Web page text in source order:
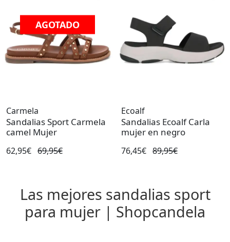
AGOTADO
Carmela
Sandalias Sport Carmela
camel Mujer
62,95€ 69,95€
Ecoalf
Sandalias Ecoalf Carla
mujer en negro
76,45€ 89,95€
Las mejores sandalias sport
para mujer | Shopcandela